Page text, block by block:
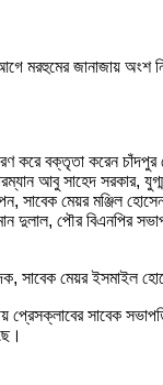
মরহুমের জানাজায়
করে বক্তৃতা করেন
আবু সাহেদ সরকার,
সাবেক মেয়র মঞ্জিল
দুলাল, পৌর বিএনপির
সাবেক মেয়র ইসমাইল
প্রেসক্লাবের সাবেক